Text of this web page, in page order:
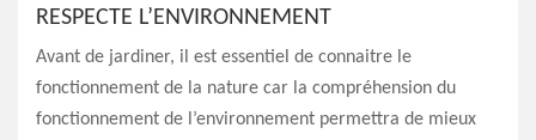
RESPECTE L’ENVIRONNEMENT
Avant de jardiner, il est essentiel de connaitre le
fonctionnement de la nature car la compréhension du
fonctionnement de l’environnement permettra de mieux